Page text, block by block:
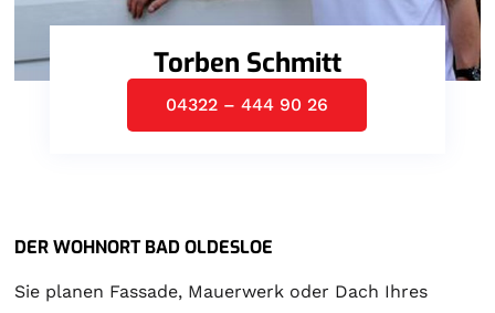
Torben Schmitt
04322 – 444 90 26
DER WOHNORT BAD OLDESLOE
Sie planen Fassade, Mauerwerk oder Dach Ihres